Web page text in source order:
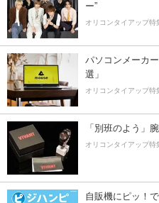
ー”
オリコンタイアップ特
パソコンメーカ
選」
オリコンタイアップ特
「別班のよう」
オリコンタイアップ特
自販機にピッ！